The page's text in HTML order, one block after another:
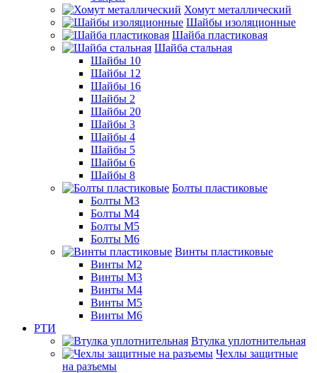
Хомут металлический
Шайбы изоляционные
Шайба пластиковая
Шайба стальная
Шайбы 10
Шайбы 12
Шайбы 16
Шайбы 2
Шайбы 20
Шайбы 3
Шайбы 4
Шайбы 5
Шайбы 6
Шайбы 8
Болты пластиковые
Болты М3
Болты М4
Болты М5
Болты М6
Винты пластиковые
Винты М2
Винты М3
Винты М4
Винты М5
Винты М6
РТИ
Втулка уплотнительная
Чехлы защитные
на разъемы